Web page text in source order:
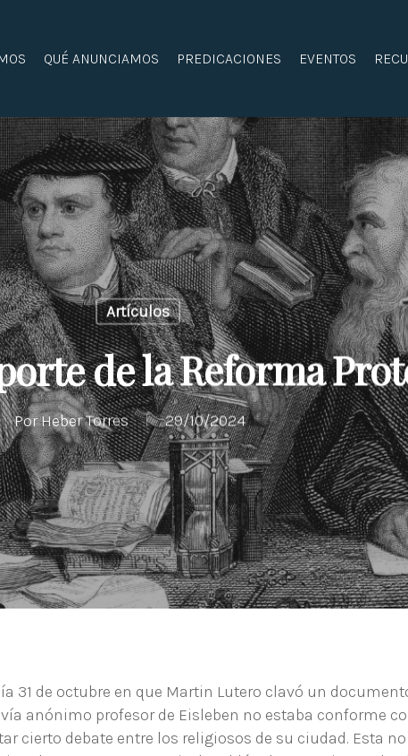
QUÉ ANUNCIAMOS PREDICACIONES EVENTOS
Artículos
de la Reforma
PorHeber Torres 29/10/2024
31 de octubre en que Martin Lutero clavó un
anónimo profesor de Eisleben no estaba conforme
cierto debate entre los religiosos de su ciudad. Esta